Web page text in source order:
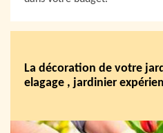
La décoration de votre
elagage , jardinier